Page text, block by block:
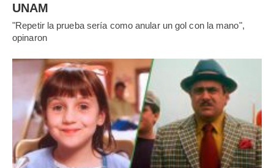
UNAM
"Repetir la prueba sería como anular un gol con la mano",
opinaron